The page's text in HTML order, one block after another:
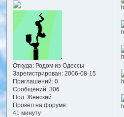
Откуда:Родом из Одессы
Зарегистрирован: 2006-08-15
Приглашений:0
Сообщений:306
Пол:Женский
Провел на форуме:
41 минуту